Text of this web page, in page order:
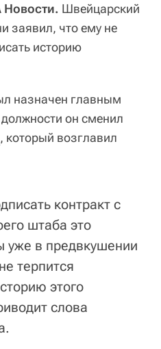
Швейцарский
заявил, что ему не
историю
назначен главным
должности он сменил
, который возглавил
контракт с
штаба это
в предвкушении
терпится
этого
слова